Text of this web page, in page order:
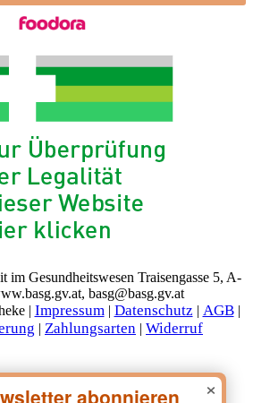
im Gesundheitswesen Traisengasse 5, A-
basg@basg.gv.at
| Impressum| Datenschutz | AGB|
| Zahlungsarten | Widerruf
×